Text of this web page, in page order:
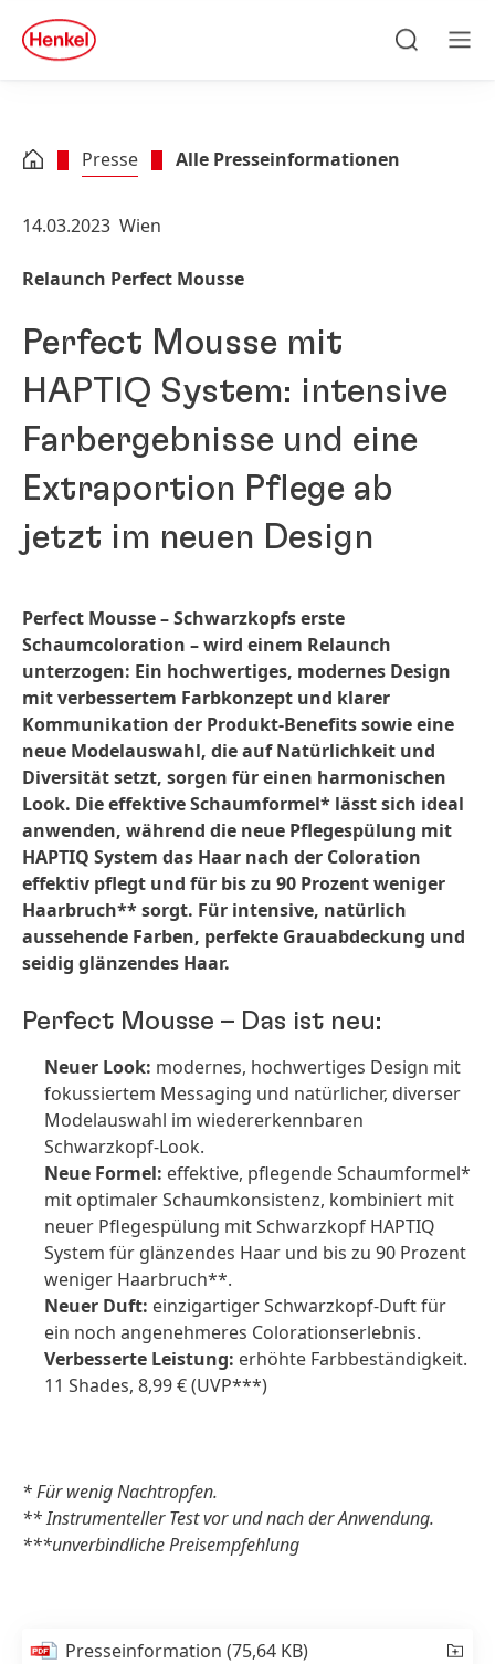
Zu Footer springen
quick
search
Presse Alle Presseinformationen
14.03.2023 Wien
Relaunch Perfect Mousse
Perfect Mousse mit
HAPTIQ System: intensive
Farbergebnisse und eine
Extraportion Pflege ab
jetzt im neuen Design
Perfect Mousse – Schwarzkopfs erste
Schaumcoloration – wird einem Relaunch
unterzogen: Ein hochwertiges, modernes Design
mit verbessertem Farbkonzept und klarer
Kommunikation der Produkt-Benefits sowie eine
neue Modelauswahl, die auf Natürlichkeit und
Diversität setzt, sorgen für einen harmonischen
Look. Die effektive Schaumformel* lässt sich ideal
anwenden, während die neue Pflegespülung mit
HAPTIQ System das Haar nach der Coloration
effektiv pflegt und für bis zu 90 Prozent weniger
Haarbruch** sorgt. Für intensive, natürlich
aussehende Farben, perfekte Grauabdeckung und
seidig glänzendes Haar.
Perfect Mousse – Das ist neu:
Neuer Look: modernes, hochwertiges Design mit
fokussiertem Messaging und natürlicher, diverser
Modelauswahl im wiedererkennbaren
Schwarzkopf-Look.
Neue Formel: effektive, pflegende Schaumformel*
mit optimaler Schaumkonsistenz, kombiniert mit
neuer Pflegespülung mit Schwarzkopf HAPTIQ
System für glänzendes Haar und bis zu 90 Prozent
weniger Haarbruch**.
Neuer Duft: einzigartiger Schwarzkopf-Duft für
ein noch angenehmeres Colorationserlebnis.
Verbesserte Leistung: erhöhte Farbbeständigkeit.
11 Shades, 8,99 €(UVP***)
* Für wenig Nachtropfen.
** Instrumenteller Test vor und nach der Anwendung.
***unverbindliche Preisempfehlung
Presseinformation(75,64 KB)